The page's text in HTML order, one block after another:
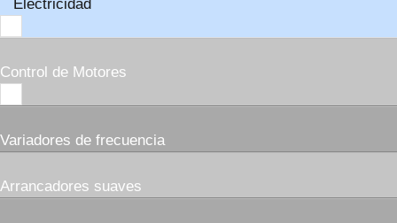
Electricidad
Control de Motores
Variadores de frecuencia
Arrancadores suaves